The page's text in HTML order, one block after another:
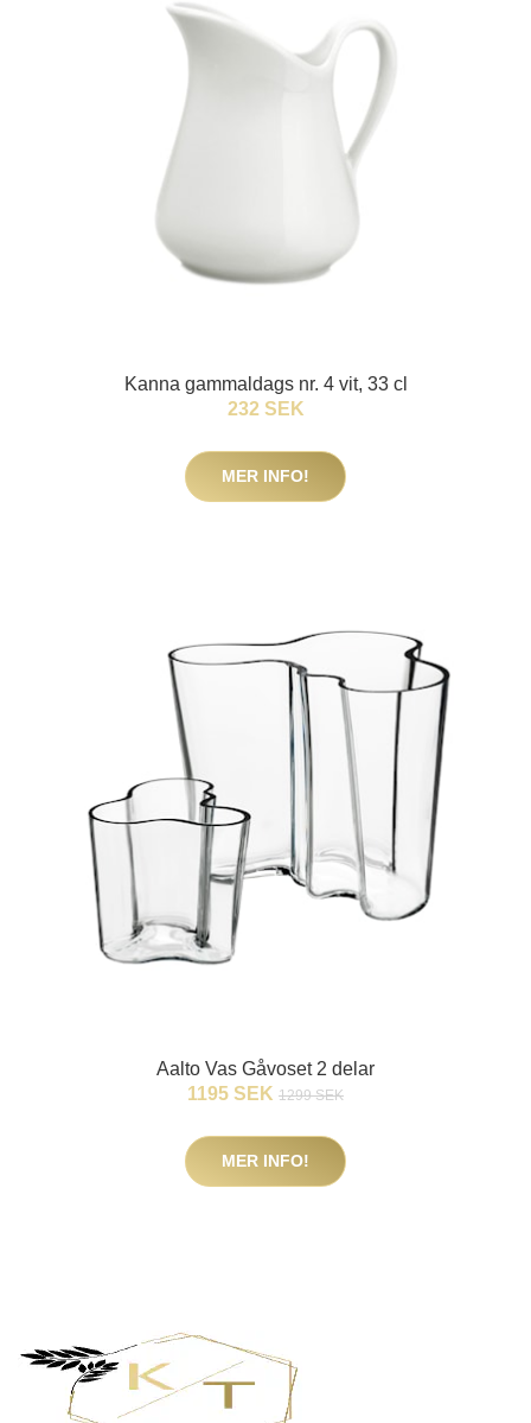
Kanna gammaldags nr. 4 vit, 33 cl
232 SEK
MER INFO!
Aalto Vas Gåvoset 2 delar
1195 SEK 1299 SEK
MER INFO!